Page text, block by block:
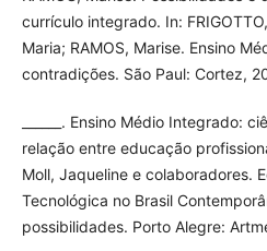
currículo integrado. In:
Maria; RAMOS, Marise. Ensino
contradições. São Paul: Cortez,
______. Ensino Médio Integrado:
relação entre educação
Moll, Jaqueline e colaboradores.
Tecnológica no Brasil
possibilidades. Porto Alegre: